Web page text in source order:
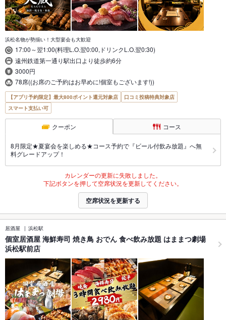
浜松名物が勢揃い！大型宴会も大歓迎
17:00～翌1:00(料理L.O.翌0:00,ドリンクL.O.翌0:30)
遠州鉄道第一通り駅出口より徒歩約6分
3000円
78席((お席のご予約はお早めに!個室もございます!))
【アプリ予約限定】最大800ポイント還元対象店
口コミ投稿特典対象店
スマート支払い可
クーポン コース
8月限定★夏宴会を楽しめる★コース予約で『ビール付飲み放題』へ無
料グレードアップ！
カレンダーの更新に失敗しました。
下記ボタンを押して空席状況を更新してください。
空席状況を更新する
居酒屋 浜松駅
個室居酒屋 海鮮寿司 焼き鳥 おでん 食べ飲み放題 はままつ劇場
浜松駅前店